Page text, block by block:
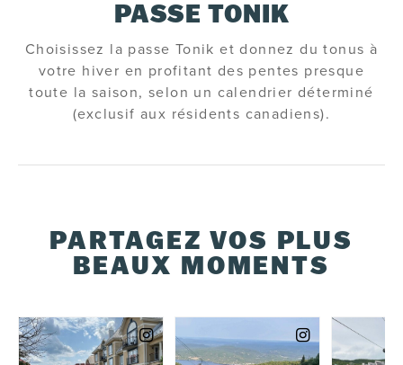
PASSE TONIK
Choisissez la passe Tonik et donnez du tonus à
votre hiver en profitant des pentes presque
toute la saison, selon un calendrier déterminé
(exclusif aux résidents canadiens).
PARTAGEZ VOS PLUS
BEAUX MOMENTS